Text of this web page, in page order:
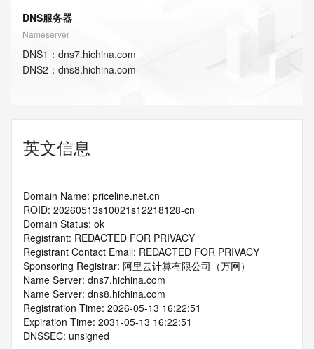
DNS服务器
Nameserver
DNS1 ： dns7.hichina.com
DNS2 ： dns8.hichina.com
英文信息
Domain Name: priceline.net.cn
ROID: 20260513s10021s12218128-cn
Domain Status: ok
Registrant: REDACTED FOR PRIVACY
Registrant Contact Email: REDACTED FOR PRIVACY
Sponsoring Registrar: 阿里云计算有限公司（万网）
Name Server: dns7.hichina.com
Name Server: dns8.hichina.com
Registration Time: 2026-05-13 16:22:51
Expiration Time: 2031-05-13 16:22:51
DNSSEC: unsigned